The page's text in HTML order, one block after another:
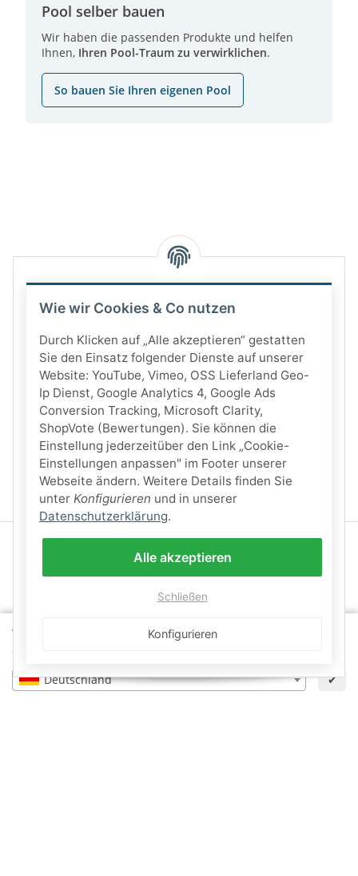
Wähle dein Lieferland, um Preise und Artikel für deinen
Standort zu sehen.
Deutschland ✔
Pool selber bauen
Wir haben die passenden Produkte und helfen
Ihnen, Ihren Pool-Traum zu verwirklichen.
So bauen Sie Ihren eigenen Pool
Wie wir Cookies & Co nutzen
Durch Klicken auf „Alle akzeptieren“ gestatten
Sie den Einsatz folgender Dienste auf unserer
Website: YouTube, Vimeo, OSS Lieferland Geo-
Ip Dienst, Google Analytics 4, Google Ads
Conversion Tracking, Microsoft Clarity,
ShopVote (Bewertungen). Sie können die
Einstellung jederzeitüber den Link „Cookie-
Einstellungen anpassen" im Footer unserer
Webseite ändern. Weitere Details finden Sie
unter Konfigurieren und in unserer
Datenschutzerklärung.
Alle akzeptieren
Schließen
Konfigurieren